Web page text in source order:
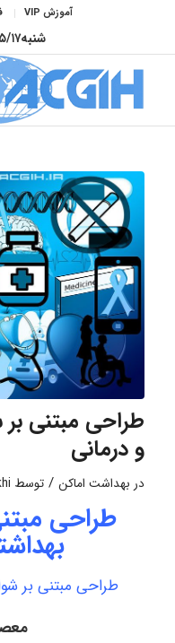
آموزش VIP
شنبه
طراحی مبتنی بر
و درمانی
در بهداشت اماکن / توسط
طراحی
طراحی مبتنی بر